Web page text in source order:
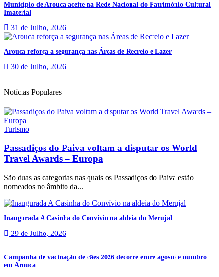
Município de Arouca aceite na Rede Nacional do Património Cultural
Imaterial
31 de Julho, 2026
Arouca reforça a segurança nas Áreas de Recreio e Lazer
30 de Julho, 2026
Notícias Populares
Turismo
Passadiços do Paiva voltam a disputar os World
Travel Awards – Europa
São duas as categorias nas quais os Passadiços do Paiva estão
nomeados no âmbito da...
Inaugurada A Casinha do Convívio na aldeia do Merujal
29 de Julho, 2026
Campanha de vacinação de cães 2026 decorre entre agosto e outubro
em Arouca